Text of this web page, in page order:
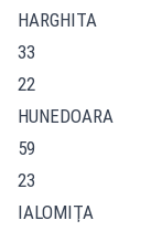
HARGHITA
33
22
HUNEDOARA
59
23
IALOMIŢA